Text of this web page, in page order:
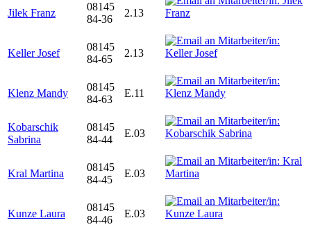
Jilek Franz
08145
84-36
2.13
Keller Josef
08145
84-65
2.13
Klenz Mandy
08145
84-63
E.11
Kobarschik
Sabrina
08145
84-44
E.03
Kral Martina
08145
84-45
E.03
Kunze Laura
08145
84-46
E.03